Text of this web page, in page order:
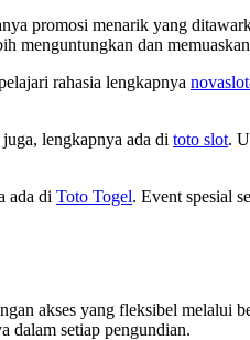
promosi menarik yang
menguntungkan dan
rahasia lengkapnya
lengkapnya ada di toto slot.
ada di Toto Togel. Event spesial
akses yang fleksibel melalui
dalam setiap pengundian.